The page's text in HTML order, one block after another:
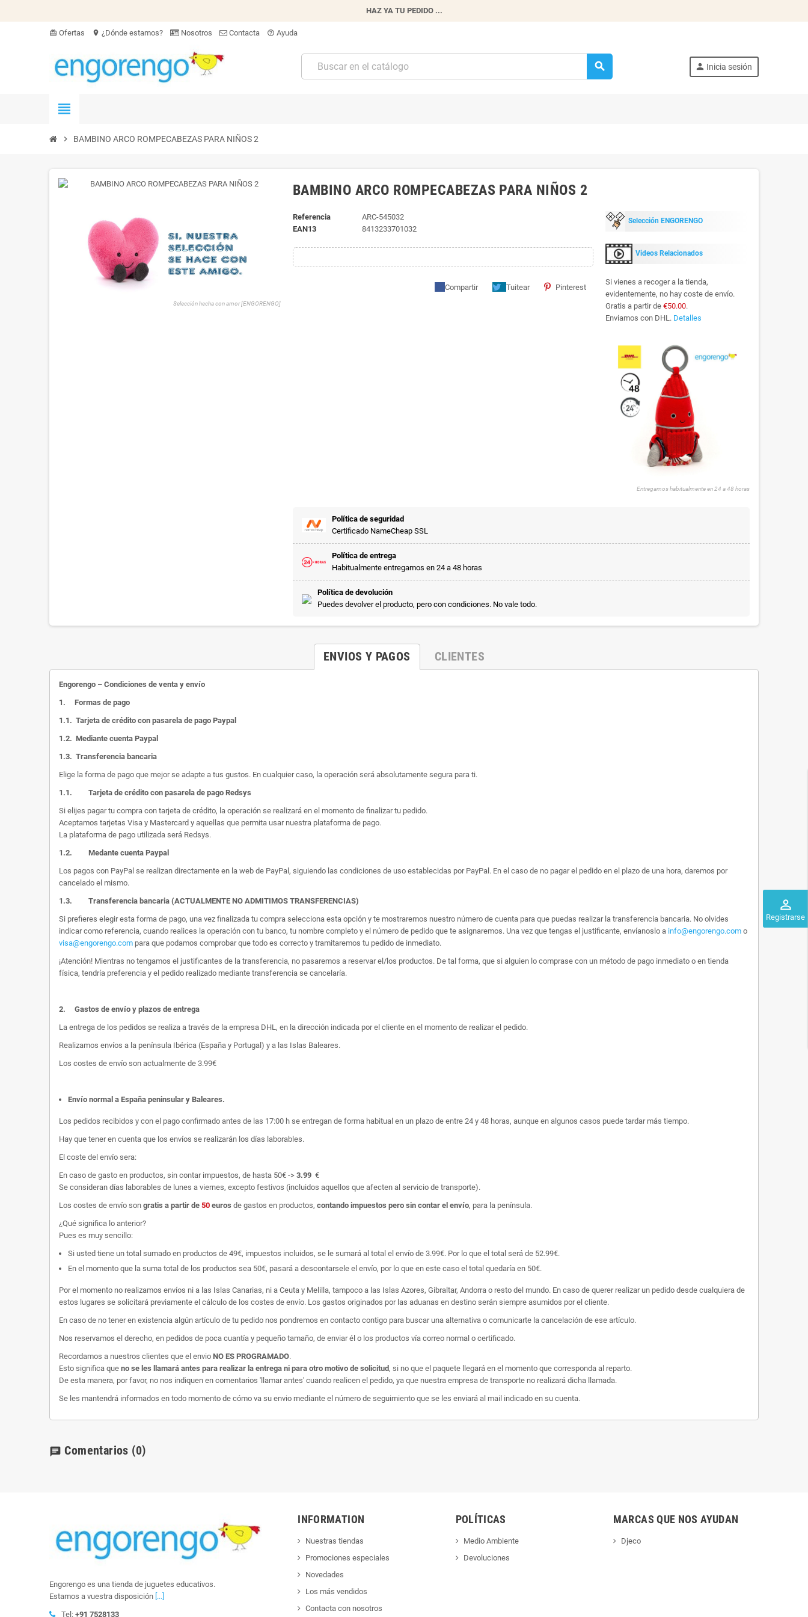
HAZ YA TU PEDIDO ...
card_giftcard Ofertas location_on ¿Dónde estamos? Nosotros Contacta help_outline Ayuda
search person Inicia sesión
perm_identity
Registrarse
view_headline
chevron_right BAMBINO ARCO ROMPECABEZAS PARA NIÑOS 2
Selección hecha con amor [ENGORENGO]
BAMBINO ARCO ROMPECABEZAS PARA NIÑOS 2
Referencia
ARC-545032
EAN13
8413233701032
Compartir Tuitear Pinterest
Selección ENGORENGO
Videos Relacionados
Si vienes a recoger a la tienda,
evidentemente, no hay coste de envío.
Gratis a partir de €50.00.
Enviamos con DHL. Detalles
Entregamos habitualmente en 24 a 48 horas
Política de seguridad
Certificado NameCheap SSL
Política de entrega
Habitualmente entregamos en 24 a 48 horas
Política de devolución
Puedes devolver el producto, pero con condiciones. No vale todo.
ENVIOS Y PAGOS CLIENTES
Engorengo – Condiciones de venta y envío
1. Formas de pago
1.1. Tarjeta de crédito con pasarela de pago Paypal
1.2. Mediante cuenta Paypal
1.3. Transferencia bancaria
Elige la forma de pago que mejor se adapte a tus gustos. En cualquier caso, la operación será absolutamente segura para ti.
1.1. Tarjeta de crédito con pasarela de pago Redsys
Si elijes pagar tu compra con tarjeta de crédito, la operación se realizará en el momento de finalizar tu pedido.
Aceptamos tarjetas Visa y Mastercard y aquellas que permita usar nuestra plataforma de pago.
La plataforma de pago utilizada será Redsys.
1.2. Medante cuenta Paypal
Los pagos con PayPal se realizan directamente en la web de PayPal, siguiendo las condiciones de uso establecidas por PayPal. En el caso de no pagar el pedido en el plazo de una hora, daremos por
cancelado el mismo.
1.3. Transferencia bancaria (ACTUALMENTE NO ADMITIMOS TRANSFERENCIAS)
Si prefieres elegir esta forma de pago, una vez finalizada tu compra selecciona esta opción y te mostraremos nuestro número de cuenta para que puedas realizar la transferencia bancaria. No olvides
indicar como referencia, cuando realices la operación con tu banco, tu nombre completo y el número de pedido que te asignaremos. Una vez que tengas el justificante, envíanoslo a info@engorengo.com o
visa@engorengo.com para que podamos comprobar que todo es correcto y tramitaremos tu pedido de inmediato.
¡Atención! Mientras no tengamos el justificantes de la transferencia, no pasaremos a reservar el/los productos. De tal forma, que si alguien lo comprase con un método de pago inmediato o en tienda
física, tendría preferencia y el pedido realizado mediante transferencia se cancelaría.
2. Gastos de envío y plazos de entrega
La entrega de los pedidos se realiza a través de la empresa DHL, en la dirección indicada por el cliente en el momento de realizar el pedido.
Realizamos envíos a la península Ibérica (España y Portugal) y a las Islas Baleares.
Los costes de envío son actualmente de 3.99€
Envío normal a España peninsular y Baleares.
Los pedidos recibidos y con el pago confirmado antes de las 17:00 h se entregan de forma habitual en un plazo de entre 24 y 48 horas, aunque en algunos casos puede tardar más tiempo.
Hay que tener en cuenta que los envíos se realizarán los días laborables.
El coste del envío sera:
En caso de gasto en productos, sin contar impuestos, de hasta 50€ -> 3.99 €
Se consideran días laborables de lunes a viernes, excepto festivos (incluidos aquellos que afecten al servicio de transporte).
Los costes de envío son gratis a partir de 50 euros de gastos en productos, contando impuestos pero sin contar el envío, para la península.
¿Qué significa lo anterior?
Pues es muy sencillo:
Si usted tiene un total sumado en productos de 49€, impuestos incluidos, se le sumará al total el envío de 3.99€. Por lo que el total será de 52.99€.
En el momento que la suma total de los productos sea 50€, pasará a descontarsele el envío, por lo que en este caso el total quedaría en 50€.
Por el momento no realizamos envíos ni a las Islas Canarias, ni a Ceuta y Melilla, tampoco a las Islas Azores, Gibraltar, Andorra o resto del mundo. En caso de querer realizar un pedido desde cualquiera de
estos lugares se solicitará previamente el cálculo de los costes de envío. Los gastos originados por las aduanas en destino serán siempre asumidos por el cliente.
En caso de no tener en existencia algún artículo de tu pedido nos pondremos en contacto contigo para buscar una alternativa o comunicarte la cancelación de ese artículo.
Nos reservamos el derecho, en pedidos de poca cuantía y pequeño tamaño, de enviar él o los productos vía correo normal o certificado.
Recordamos a nuestros clientes que el envio NO ES PROGRAMADO.
Esto significa que no se les llamará antes para realizar la entrega ni para otro motivo de solicitud , si no que el paquete llegará en el momento que corresponda al reparto.
De esta manera, por favor, no nos indiquen en comentarios 'llamar antes' cuando realicen el pedido, ya que nuestra empresa de transporte no realizará dicha llamada.
Se les mantendrá informados en todo momento de cómo va su envio mediante el número de seguimiento que se les enviará al mail indicado en su cuenta.
chat Comentarios (0)
Engorengo es una tienda de juguetes educativos.
Estamos a vuestra disposición [...]
Tel: +91 7528133
INFORMATION
Nuestras tiendas
Promociones especiales
Novedades
Los más vendidos
Contacta con nosotros
POLÍTICAS
Medio Ambiente
Devoluciones
MARCAS QUE NOS AYUDAN
Djeco